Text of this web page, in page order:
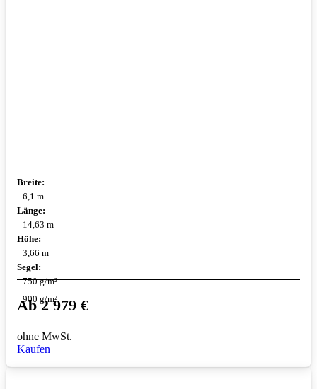
Breite:
6,1 m
Länge:
14,63 m
Höhe:
3,66 m
Segel:
750 g/m²
900 g/m²
Ab2 979 €
ohne MwSt.
Kaufen